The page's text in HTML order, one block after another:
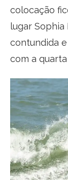
colocação
lugar Sophia
contundida
com a